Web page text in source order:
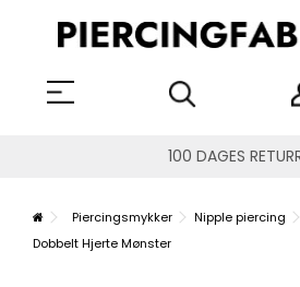
100 DAGES
Piercingsmykker Nipple piercing
Dobbelt Hjerte Mønster